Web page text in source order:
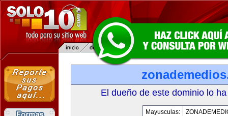
El dueño de este dominio lo
Mayusculas: